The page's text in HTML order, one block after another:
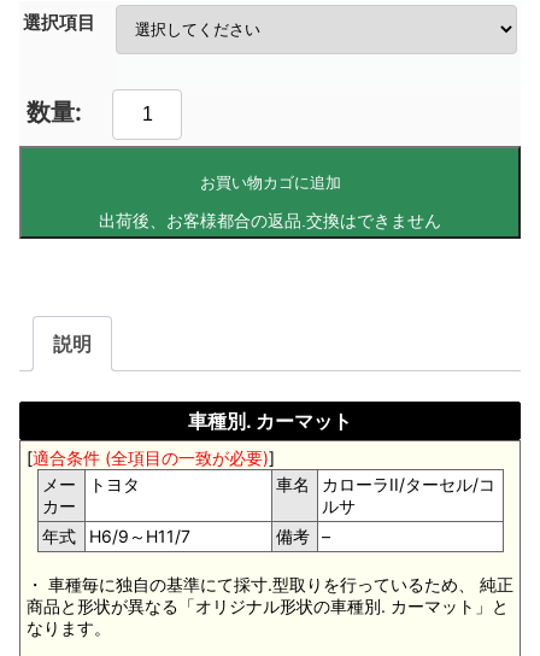
選択項目
お買い物カゴに追加
説明
車種別. カーマット
[適合条件 (全項目の一致が必要)]
メー
カー
トヨタ 車名
カローラII/ターセル/コ
ルサ
年式
H6/9～H11/7 備考 –
・ 車種毎に独自の基準にて採寸.型取りを行っているため、 純正
商品と形状が異なる「オリジナル形状の車種別. カーマット」と
なります。